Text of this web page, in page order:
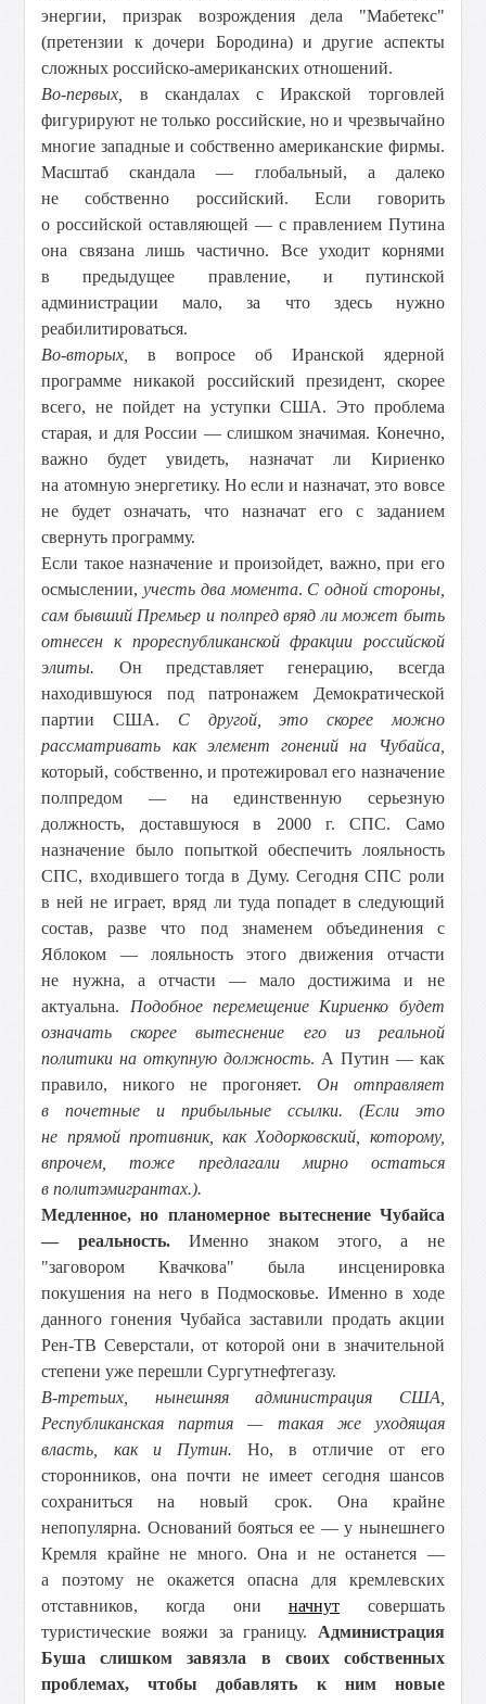
энергии, призрак возрождения дела "Мабетекс"
(претензии к дочери Бородина) и другие аспекты
сложных российско-американских отношений.
Во-первых,
в скандалах с Иракской торговлей
фигурируют не только российские, но и чрезвычайно
многие западные и собственно американские фирмы.
Масштаб скандала — глобальный, а далеко
не собственно российский. Если говорить
о российской оставляющей — с правлением Путина
она связана лишь частично. Все уходит корнями
в предыдущее правление, и путинской
администрации мало, за что здесь нужно
реабилитироваться.
Во-вторых,
в вопросе об Иранской ядерной
программе никакой российский президент, скорее
всего, не пойдет на уступки США. Это проблема
старая, и для России — слишком значимая. Конечно,
важно будет увидеть, назначат ли Кириенко
на атомную энергетику. Но если и назначат, это вовсе
не будет означать, что назначат его с заданием
свернуть программу.
Если такое назначение и произойдет, важно, при его
осмыслении,учесть два момента. С одной стороны,
сам бывший Премьер и полпред вряд ли может быть
отнесен к прореспубликанской фракции российской
элиты. Он представляет генерацию, всегда
находившуюся под патронажем Демократической
партии США. С другой, это скорее можно
рассматривать как элемент гонений на Чубайса,
который, собственно, и протежировал его назначение
полпредом — на единственную серьезную
должность, доставшуюся в 2000 г. СПС. Само
назначение было попыткой обеспечить лояльность
СПС, входившего тогда в Думу. Сегодня СПС роли
в ней не играет, вряд ли туда попадет в следующий
состав, разве что под знаменем объединения с
Яблоком — лояльность этого движения отчасти
не нужна, а отчасти — мало достижима и не
актуальна. Подобное перемещение Кириенко будет
означать скорее вытеснение его из реальной
политики на откупную должность. А Путин — как
правило, никого не прогоняет. Он отправляет
в почетные и прибыльные ссылки.
(Если это
не прямой противник, как Ходорковский, которому,
впрочем, тоже предлагали мирно остаться
в политэмигрантах.).
Медленное, но планомерное вытеснение Чубайса
— реальность.Именно знаком этого, а не
"заговором Квачкова" была инсценировка
покушения на него в Подмосковье. Именно в ходе
данного гонения Чубайса заставили продать акции
Рен-ТВ Северстали, от которой они в значительной
степени уже перешли Сургутнефтегазу.
В-третьих, нынешняя администрация США,
Республиканская партия — такая же уходящая
власть, как и Путин. Но, в отличие от его
сторонников, она почти не имеет сегодня шансов
сохраниться на новый срок. Она крайне
непопулярна. Оснований бояться ее — у нынешнего
Кремля крайне не много. Она и не останется —
а поэтому не окажется опасна для кремлевских
отставников, когда ониначнут совершать
туристические вояжи за границу. Администрация
Буша слишком завязла в своих собственных
проблемах, чтобы добавлять к ним новые